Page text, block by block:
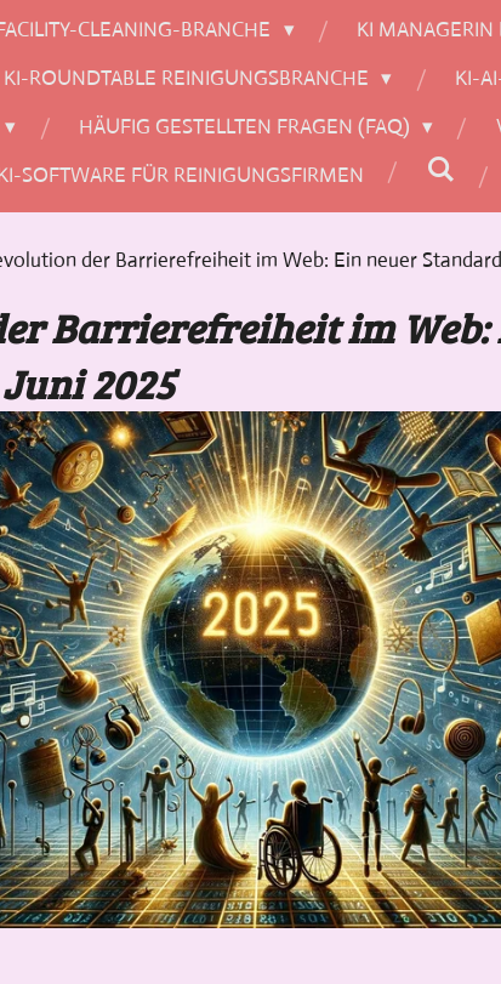
CLEANING-BRANCHE
KI MANAGERIN
KI-ROUNDTABLE REINIGUNGSBRANCHE
KI-
HÄUFIG GESTELLTEN FRAGEN (FAQ)
SOFTWARE FÜR REINIGUNGSFIRMEN
der Barrierefreiheit im Web: Ein neuer
Barrierefreiheit im Web:
2025